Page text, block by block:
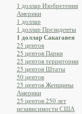
1 доллар Изобретения
Америки
1 доллар
1 доллар Президенты
1 доллар Сакагавея
25 центов
25 центов Парки
25 центов территории
25 центов Штаты
50 центов
25 центов Женщины
Америки
25 центов 250 лет
независимости США